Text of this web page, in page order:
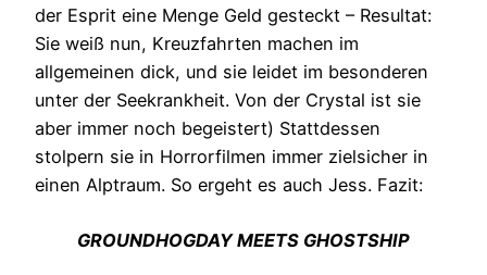
der Esprit eine Menge Geld gesteckt – Resultat:
Sie weiß nun, Kreuzfahrten machen im
allgemeinen dick, und sie leidet im besonderen
unter der Seekrankheit. Von der Crystal ist sie
aber immer noch begeistert) Stattdessen
stolpern sie in Horrorfilmen immer zielsicher in
einen Alptraum. So ergeht es auch Jess. Fazit:
GROUNDHOGDAY MEETS GHOSTSHIP